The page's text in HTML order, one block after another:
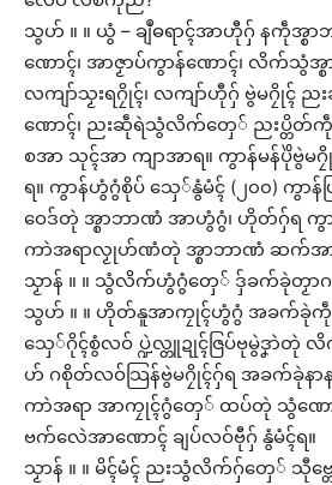
သွဟ် ။ ။ ယွံ – ချဳဓရာၚ်အာဟီုဂှ် နကဵုအ္
ဏောၚ်၊ အာဇၟာပ်ကွာန်ဏောၚ်၊ လိက်သွံအ္
လကျာ်သၟးရဂၠိုၚ်၊ လကျာ်ဟီုဂှ် ဗွဲမဂၠိုၚ်
ဏောၚ်၊ ညးဆဵုရဲသွံလိက်တှေ် ညးပ္တိတ်ကဵု
စအာ သုၚ်အာ ကျာအာရ။ ကွာန်မန်ပိုဲဗွဲမ
ရ။ ကွာန်ဟွံဂွံစိုပ် သှေ်နွံမံၚ် (၂၀၀) ကွာ
ဝေဒ်တုဲ အ္စာဘာဏံ အာဟွံဂွံ၊ ဟိုတ်ဂှ်ရ
ကာဲအရာလၟုဟ်ဏံတုဲ အ္စာဘာဏံ ဆက်အာ
သၟာန် ။ ။ သွံလိက်ဟွံဂွံတှေ် ဒှ်ခက်ခုဲတၟာ
သွဟ် ။ ။ ဟိုတ်နူအာကၠုၚ်ဟွံဂွံ အခက်
သှေ်ဂိုၚ်စွံလဝ် ပ္ဍဲလ္တူဍုၚ်ဇြပ်ဗုမွဲဒၞာဲတုဲ
ဟ် ဂစိုတ်လဝ်သြန်ဗွဲမဂၠိုၚ်ဂှ်ရ အခက်ခုဲန
ကာဲအရာ အာကၠုၚ်ဂွံတှေ် ထပ်တုဲ သွံဏော
ဗက်လေဲအာဏောၚ် ချပ်လဝ်ဗီုဂှ် နွံမံၚ်ရ။
သၟာန် ။ ။ မိၚ်မံၚ် ညးသွံလိက်ဂှ်တှေ် သီုဗ္တ